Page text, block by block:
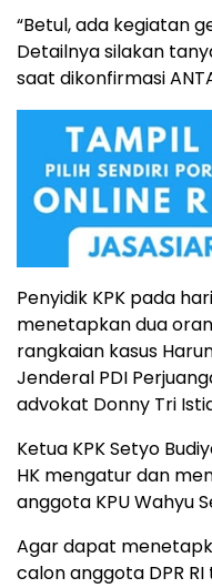
“Betul, ada kegiatan
Detailnya silakan
saat dikonfirmasi
Penyidik KPK pada
menetapkan dua
rangkaian kasus
Jenderal PDI
advokat Donny Tri
Ketua KPK Setyo
HK mengatur dan
anggota KPU Wahyu
Agar dapat
calon anggota DPR